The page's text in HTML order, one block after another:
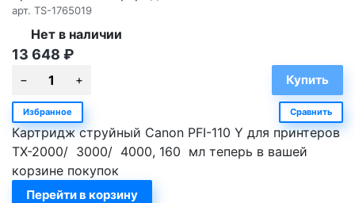
арт. TS-1765019
Нет в наличии
13 648 ₽
Избранное Сравнить
Картридж струйный Canon PFI-110 Y для принтеров
TX-2000/ 3000/ 4000, 160 мл теперь в вашей
корзине покупок
Перейти в корзину